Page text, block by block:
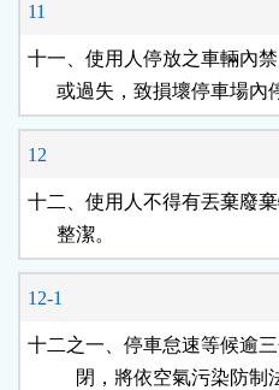
11
十一、使用人停放之車輛內
或過失，致損壞停車場
12
十二、使用人不得有丟棄廢
      整潔。
12-1
十二之一、停車怠速等候逾
閉，將依空氣污染